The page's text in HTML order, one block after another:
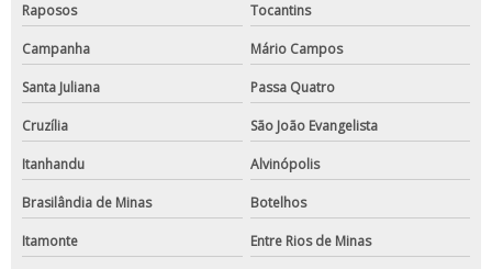
Raposos Tocantins
Campanha Mário Campos
Santa Juliana Passa Quatro
Cruzília São João Evangelista
Itanhandu Alvinópolis
Brasilândia de Minas Botelhos
Itamonte Entre Rios de Minas